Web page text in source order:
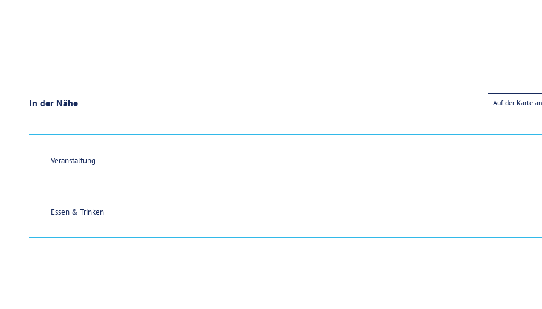
In der Nähe Auf der Karte
Veranstaltung
Essen & Trinken